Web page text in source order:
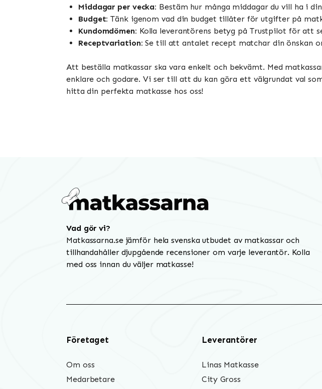
Middagar per vecka: Bestäm hur många middagar du vill ha i
Budget: Tänk igenom vad din budget tillåter för utgifter på
Kundomdömen: Kolla leverantörens betyg på Trustpilot för att
Receptvariation: Se till att antalet recept matchar din önskan
Att beställa matkassar ska vara enkelt och bekvämt. Med
enklare och godare. Vi ser till att du kan göra ett välgrundat val
hitta din perfekta matkasse hos oss!
Vad gör vi?
Matkassarna.se jämför hela svenska utbudet av matkassar och
tillhandahåller djupgående recensioner om varje leverantör. Kolla
med oss innan du väljer matkasse!
Företaget
Om oss
Medarbetare
Leverantörer
Linas Matkasse
City Gross